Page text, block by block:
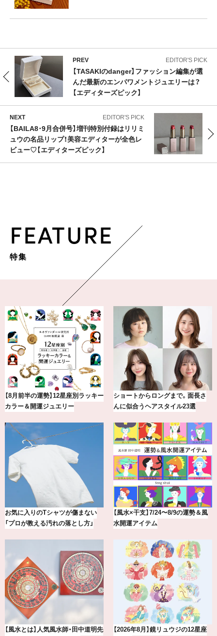
PREV EDITOR'S PICK
【TASAKIのdanger】ファッション編集が選
んだ最新のエンパワメントジュエリーは？
【エディターズピック】
NEXT EDITOR'S PICK
【BAILA8･9月合併号】増刊特別付録はリリミ
ュウの名品リップ！美容エディターが全色レ
ビュー♡【エディターズピック】
FEATURE
特集
【涼しい通勤ワイドパンツ】“楽して
きちんとパンツ”が夏の味方
【BAILA×OMO】ウオズミアミ描き
下ろし！金沢の旅リスト
【最新版】20代、30代読者が選んだ
理想の結婚指輪10選
冷凍宅配食【nosh-ナッシュ】で叶
える、がんばる私の「がん…
賢者たちに聞いてみた！ 嫉妬と上
20年の研究が生んだ、『TSUBAKI』